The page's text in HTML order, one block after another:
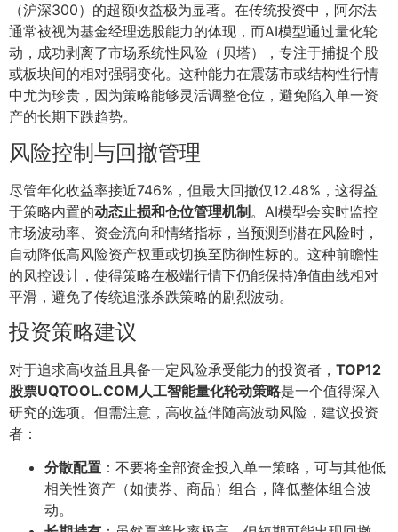
（沪深300）的超额收益极为显著。在传统投资中，阿尔法
通常被视为基金经理选股能力的体现，而AI模型通过量化轮
动，成功剥离了市场系统性风险（贝塔），专注于捕捉个股
或板块间的相对强弱变化。这种能力在震荡市或结构性行情
中尤为珍贵，因为策略能够灵活调整仓位，避免陷入单一资
产的长期下跌趋势。
风险控制与回撤管理
尽管年化收益率接近746%，但最大回撤仅12.48%，这得益
于策略内置的动态止损和仓位管理机制。AI模型会实时监控
市场波动率、资金流向和情绪指标，当预测到潜在风险时，
自动降低高风险资产权重或切换至防御性标的。这种前瞻性
的风控设计，使得策略在极端行情下仍能保持净值曲线相对
平滑，避免了传统追涨杀跌策略的剧烈波动。
投资策略建议
对于追求高收益且具备一定风险承受能力的投资者， TOP12
股票UQTOOL.COM人工智能量化轮动策略是一个值得深入
研究的选项。但需注意，高收益伴随高波动风险，建议投资
者：
分散配置 ：不要将全部资金投入单一策略，可与其他低
相关性资产（如债券、商品）组合，降低整体组合波
动。